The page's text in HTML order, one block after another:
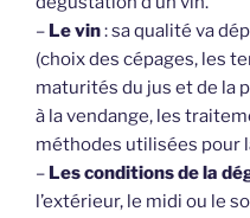
– Le vin: sa qualité va
(choix des cépages, les
maturités du jus et de la
à la vendange, les
méthodes utilisées pour
– Les conditions de la
l’extérieur, le midi ou le